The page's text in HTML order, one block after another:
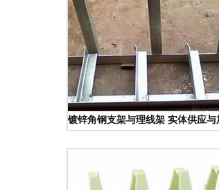
镀锌角钢支架与理线架 实体供应